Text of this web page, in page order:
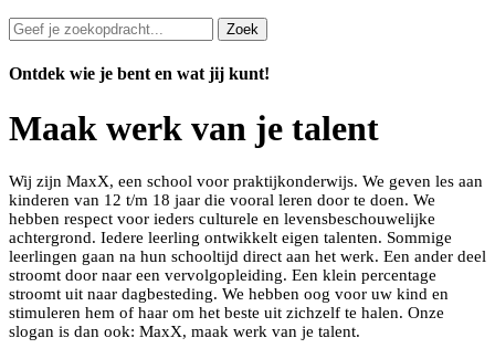
Zoek
Ontdek wie je bent en wat jij kunt!
Maak werk van je talent
Wij zijn MaxX, een school voor praktijkonderwijs. We geven les aan
kinderen van 12 t/m 18 jaar die vooral leren door te doen. We
hebben respect voor ieders culturele en levensbeschouwelijke
achtergrond. Iedere leerling ontwikkelt eigen talenten. Sommige
leerlingen gaan na hun schooltijd direct aan het werk. Een ander deel
stroomt door naar een vervolgopleiding. Een klein percentage
stroomt uit naar dagbesteding. We hebben oog voor uw kind en
stimuleren hem of haar om het beste uit zichzelf te halen. Onze
slogan is dan ook: MaxX, maak werk van je talent.